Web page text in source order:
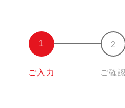
ご入力 ご確認